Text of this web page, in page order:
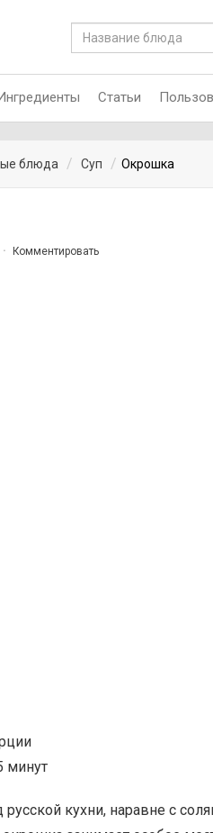
Статьи
блюда Суп Окрошка
Комментировать
минут
кухни, наравне с